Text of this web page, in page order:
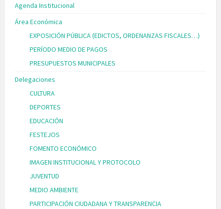
Agenda Institucional
Área Económica
EXPOSICIÓN PÚBLICA (EDICTOS, ORDENANZAS FISCALES…)
PERÍODO MEDIO DE PAGOS
PRESUPUESTOS MUNICIPALES
Delegaciones
CULTURA
DEPORTES
EDUCACIÓN
FESTEJOS
FOMENTO ECONÓMICO
IMAGEN INSTITUCIONAL Y PROTOCOLO
JUVENTUD
MEDIO AMBIENTE
PARTICIPACIÓN CIUDADANA Y TRANSPARENCIA